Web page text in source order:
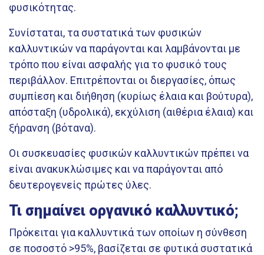
φυσικότητας.
Συνίσταται, τα συστατικά των φυσικών
καλλυντικών να παράγονται και λαμβάνονται με
τρόπο που είναι ασφαλής για το φυσικό τους
περιβάλλον. Επιτρέπονται οι διεργασίες, όπως
συμπίεση και διήθηση (κυρίως έλαια και βούτυρα),
απόσταξη (υδρολικά), εκχύλιση (αιθέρια έλαια) και
ξήρανση (βότανα).
Οι συσκευασίες φυσικών καλλυντικών πρέπει να
είναι ανακυκλώσιμες και να παράγονται από
δευτερογενείς πρώτες ύλες.
Τι σημαίνει οργανικό καλλυντικό;
Πρόκειται για καλλυντικά των οποίων η σύνθεση
σε ποσοστό >95%, βασίζεται σε φυτικά συστατικά